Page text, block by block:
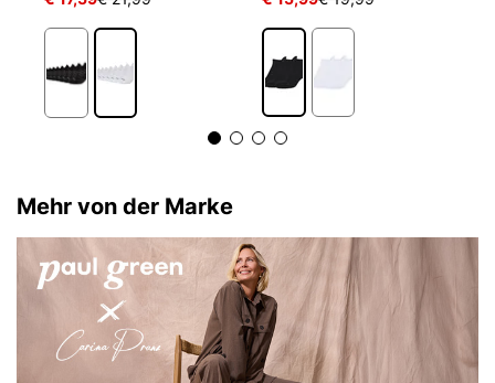
Mehr von der Marke